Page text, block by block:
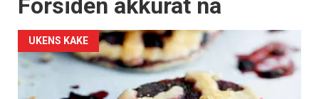
Forsiden akkurat nå
UKENS KAKE